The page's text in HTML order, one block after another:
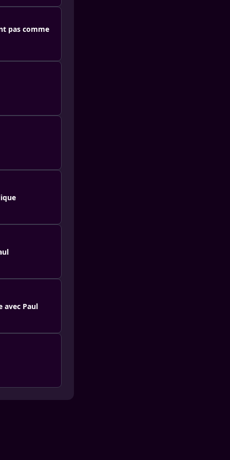
pas comme
avec Paul